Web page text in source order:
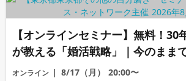
【オンラインセミナー】無料！30
が教える「婚活戦略」｜今のまま
変わらないと感じる男性へ
オンライン 8/17（月） 20:00〜